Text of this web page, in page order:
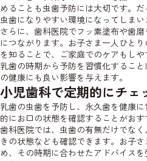
めることも虫歯予防には大切です。
虫歯になりやすい環境になってしまい
さらに、歯科医院でフッ素塗布や歯
につながります。お子さま一人ひと
を知ることで、ご家庭でのケアもしや
乳歯の時期から予防を習慣化するこ
の健康にも良い影響を与えます。
小児歯科で定期的にチェ
乳歯の虫歯を予防し、永久歯を健康
的にお口の状態を確認することがおす
歯科医院では、虫歯の有無だけでな
きの状態なども確認できます。お子
め、その時期に合わせたアドバイス